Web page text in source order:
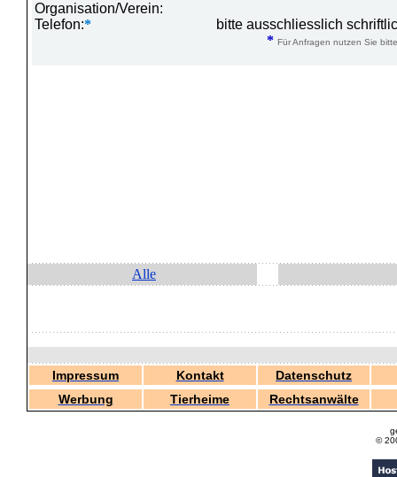
Organisation/Verein:
Telefon:*
bitte ausschliesslich
* Für Anfragen nutzen Sie
Alle
Impressum Kontakt
Datenschutz
Werbung
Tierheime Rechtsanwälte
©